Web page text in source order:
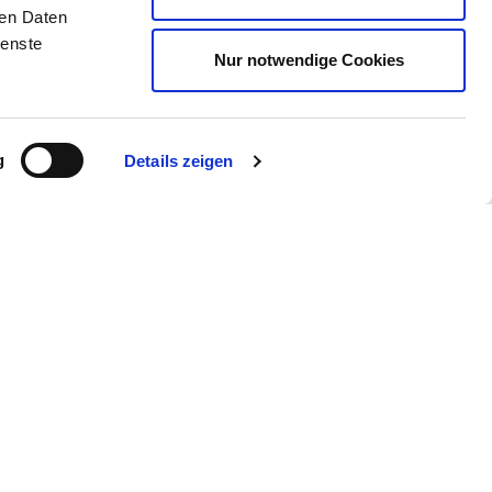
Daten
Details zeigen
Nur notwendige Cookies